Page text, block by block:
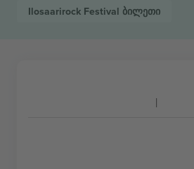
Ilosaarirock Festival ბილეთი